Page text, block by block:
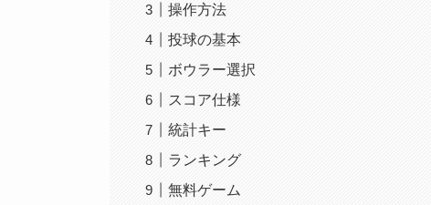
操作方法
投球の基本
ボウラー選択
スコア仕様
統計キー
ランキング
無料ゲーム